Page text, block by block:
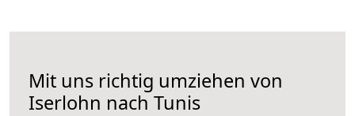
Mit uns richtig umziehen von
Iserlohn nach Tunis